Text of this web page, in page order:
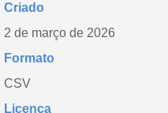
Criado
2 de março de 2026
Formato
CSV
Licença